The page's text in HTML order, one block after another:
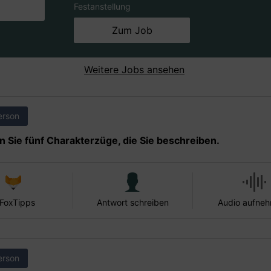
Festanstellung
Zum Job
Weitere Jobs ansehen
Sie fünf Charakterzüge, die Sie beschreiben.
Antwort schreiben Audio